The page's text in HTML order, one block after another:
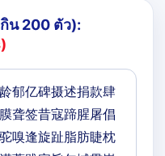
น 200 ตัว):